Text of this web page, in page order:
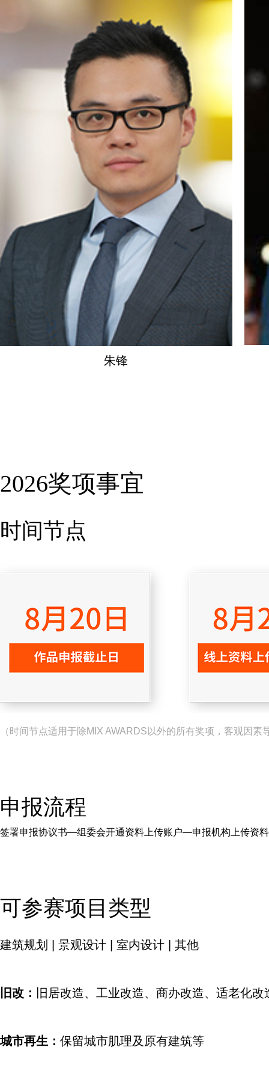
朱锋
2026奖项事宜
时间节点
（时间节点适用于除MIX AWARDS以外的所有奖项，客观因
申报流程
签署申报协议书—组委会开通资料上传账户—申报机构上传资
可参赛项目类型
建筑规划 | 景观设计 | 室内设计 | 其他
旧改： 旧居改造、工业改造、商办改造、适老化改
城市再生： 保留城市肌理及原有建筑等